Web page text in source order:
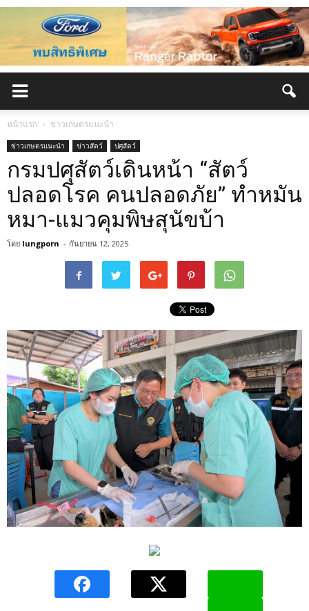
หน้าแรก ข่าวเกษตรแนะนำ
ข่าวเกษตรแนะนำ ข่าวสัตว์ ปศุสัตว์
กรมปศุสัตว์เดินหน้า “สัตว์
ปลอดโรค คนปลอดภัย” ทำหมัน
หมา-แมวคุมพิษสุนัขบ้า
โดย lungporn - กันยายน 12, 2025